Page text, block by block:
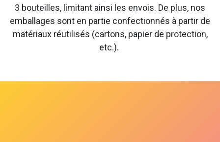
3 bouteilles, limitant ainsi les envois. De plus, nos
emballages sont en partie confectionnés à partir de
matériaux réutilisés (cartons, papier de protection,
etc.).